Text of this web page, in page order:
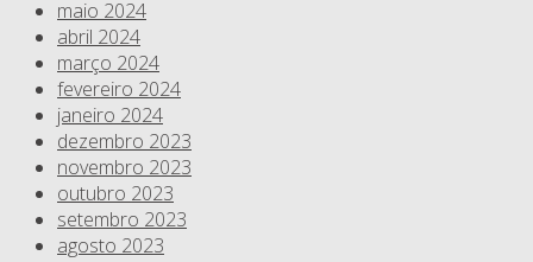
maio 2024
abril 2024
março 2024
fevereiro 2024
janeiro 2024
dezembro 2023
novembro 2023
outubro 2023
setembro 2023
agosto 2023